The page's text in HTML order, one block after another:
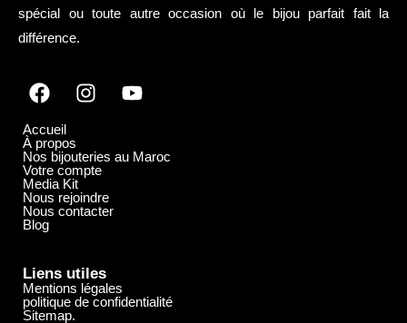
spécial ou toute autre occasion où le bijou parfait fait la
différence.
Accueil
À propos
Nos bijouteries au Maroc
Votre compte
Media Kit
Nous rejoindre
Nous contacter
Blog
Liens utiles
Mentions légales
politique de confidentialité
Sitemap.